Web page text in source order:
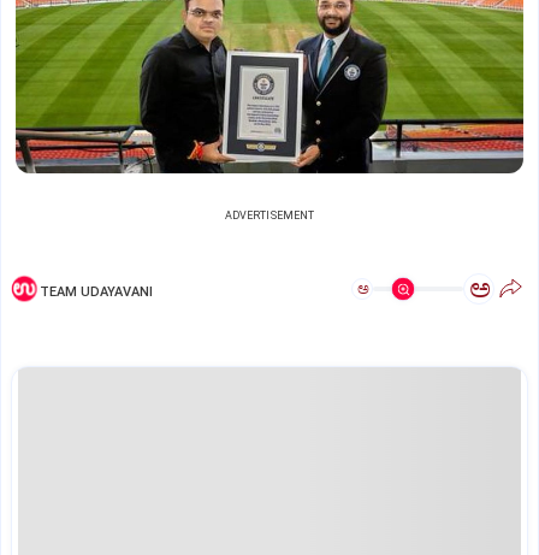
ADVERTISEMENT
TEAM UDAYAVANI ಅ ಅ